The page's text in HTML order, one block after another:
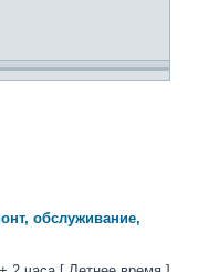
обслуживание,